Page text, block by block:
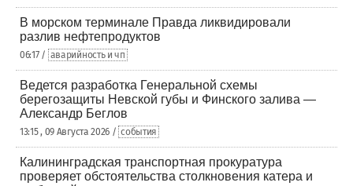
В морском терминале Правда ликвидировали
разлив нефтепродуктов
06:17 / аварийность и чп
Ведется разработка Генеральной схемы
берегозащиты Невской губы и Финского залива —
Александр Беглов
13:15 , 09 Августа 2026 / события
Калининградская транспортная прокуратура
проверяет обстоятельства столкновения катера и